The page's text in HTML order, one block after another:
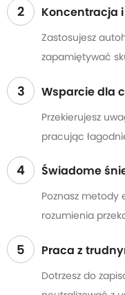
2 Koncentracja
Zastosujesz
zapamiętywać
3 Wsparcie dla
Przekierujesz
pracując
4 Świadome
Poznasz metody
rozumienia
5 Praca z
Dotrzesz do